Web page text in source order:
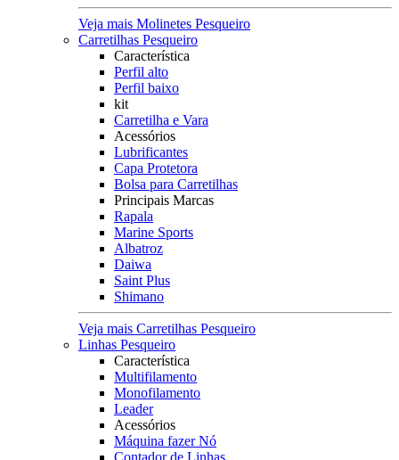
Veja mais Molinetes Pesqueiro
Carretilhas Pesqueiro
Característica
Perfil alto
Perfil baixo
kit
Carretilha e Vara
Acessórios
Lubrificantes
Capa Protetora
Bolsa para Carretilhas
Principais Marcas
Rapala
Marine Sports
Albatroz
Daiwa
Saint Plus
Shimano
Veja mais Carretilhas Pesqueiro
Linhas Pesqueiro
Característica
Multifilamento
Monofilamento
Leader
Acessórios
Máquina fazer Nó
Contador de Linhas